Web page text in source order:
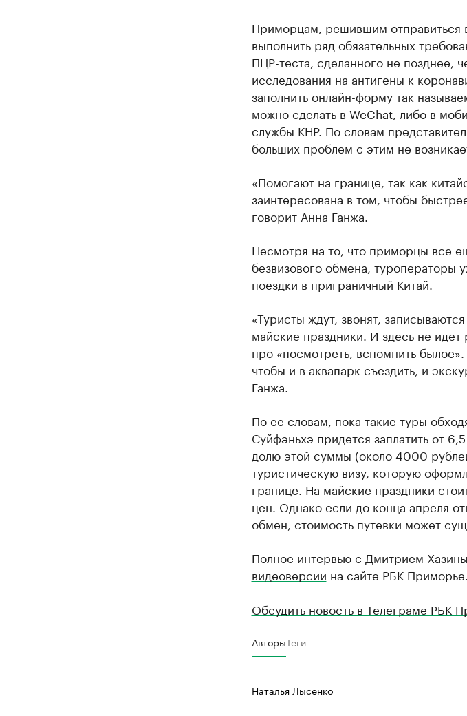
Приморцам, решившим отправиться
выполнить ряд обязательных
ПЦР-теста, сделанного не позднее,
исследования на антигены к
заполнить онлайн-форму так
можно сделать в WeChat, либо в
службы КНР. По словам
больших проблем с этим не
«Помогают на границе, так как
заинтересована в том, чтобы
говорит Анна Ганжа.
Несмотря на то, что приморцы все
безвизового обмена,
поездки в приграничный Китай.
«Туристы ждут, звонят,
майские праздники. И здесь не
про «посмотреть, вспомнить
чтобы и в аквапарк съездить, и
Ганжа.
По ее словам, пока такие туры
Суйфэньхэ придется заплатить от
долю этой суммы (около 4000
туристическую визу, которую
границе. На майские праздники
цен. Однако если до конца апреля
обмен, стоимость путевки может
Полное интервью с Дмитрием
видеоверсии на сайте РБК Приморье.
Обсудить новость в Телеграме РБК
АвторыТеги
Наталья Лысенко